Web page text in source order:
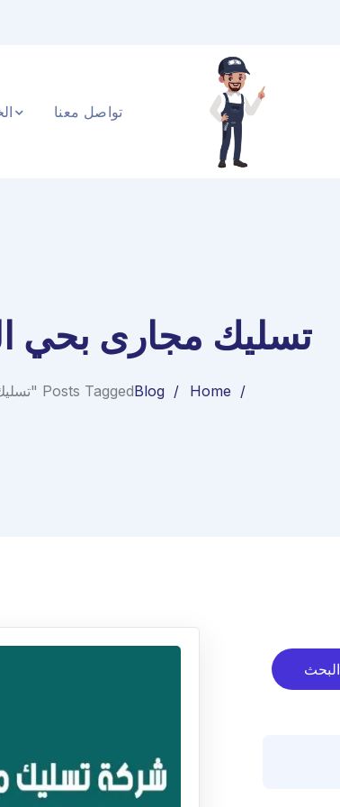
تواصل معنا
تسليك مجارى بحي
Home
BlogPosts Tagged "تسليك مجارى بحي الياسمين الرياض"
البحث